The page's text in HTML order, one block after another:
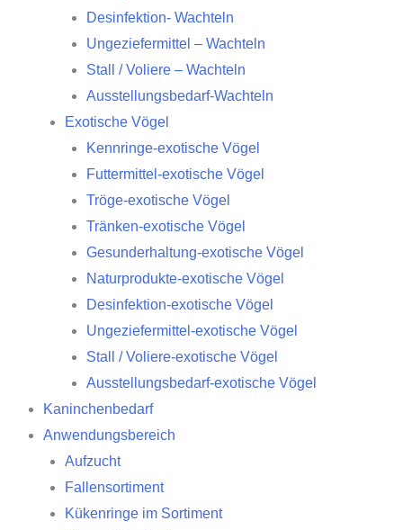
Desinfektion- Wachteln
Ungeziefermittel – Wachteln
Stall / Voliere – Wachteln
Ausstellungsbedarf-Wachteln
Exotische Vögel
Kennringe-exotische Vögel
Futtermittel-exotische Vögel
Tröge-exotische Vögel
Tränken-exotische Vögel
Gesunderhaltung-exotische Vögel
Naturprodukte-exotische Vögel
Desinfektion-exotische Vögel
Ungeziefermittel-exotische Vögel
Stall / Voliere-exotische Vögel
Ausstellungsbedarf-exotische Vögel
Kaninchenbedarf
Anwendungsbereich
Aufzucht
Fallensortiment
Kükenringe im Sortiment